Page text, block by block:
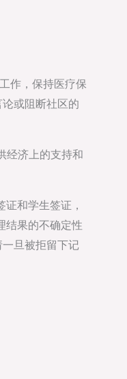
作，保持医疗保
或阻断社区的
经济上的支持和
和学生签证，
结果的不确定性
旦被拒留下记